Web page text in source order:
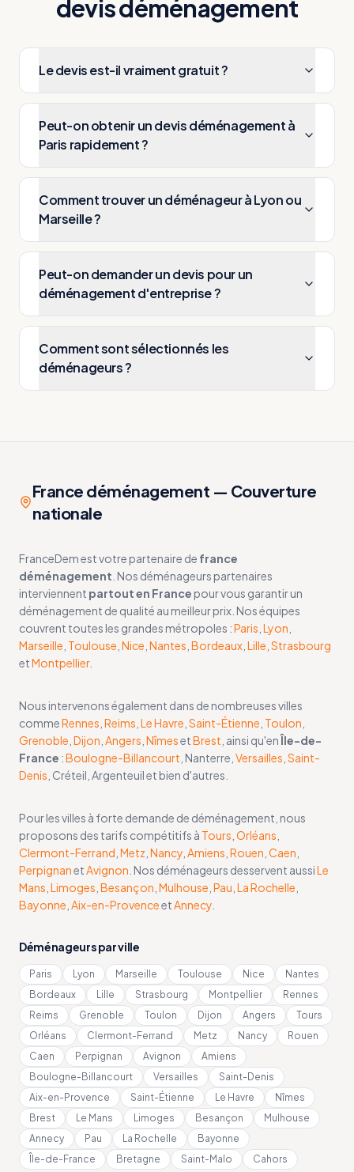
devis déménagement
Le devis est-il vraiment gratuit ?
Peut-on obtenir un devis déménagement à
Paris rapidement ?
Comment trouver un déménageur à Lyon ou
Marseille ?
Peut-on demander un devis pour un
déménagement d'entreprise ?
Comment sont sélectionnés les
déménageurs ?
France déménagement — Couverture
nationale
FranceDem est votre partenaire de france
déménagement . Nos déménageurs partenaires
interviennent partout en France pour vous garantir un
déménagement de qualité au meilleur prix. Nos équipes
couvrent toutes les grandes métropoles :Paris Lyon
Marseille Toulouse Nice Nantes Bordeaux Lille Strasbourg
etMontpellier.
Nous intervenons également dans de nombreuses villes
commeRennes Reims Le Havre Saint-Étienne Toulon
Grenoble Dijon Angers NîmesetBrest , ainsi qu'enÎle-de-
France :Boulogne-Billancourt , Nanterre, Versailles Saint-
Denis , Créteil, Argenteuil et bien d'autres.
Pour les villes à forte demande de déménagement, nous
proposons des tarifs compétitifs à Tours Orléans
Clermont-Ferrand Metz Nancy Amiens Rouen Caen
PerpignanetAvignon . Nos déménageurs desservent aussiLe
Mans Limoges Besançon Mulhouse Pau La Rochelle
Bayonne Aix-en-ProvenceetAnnecy
Déménageurs par ville
Paris Lyon Marseille Toulouse Nice
Nantes
Bordeaux
Lille Strasbourg Montpellier
Rennes
Reims
Grenoble Toulon Dijon Angers
Tours
Orléans
Clermont-Ferrand Metz Nancy
Rouen
Caen
Perpignan Avignon
Amiens
Boulogne-Billancourt
Versailles
Saint-Denis
Aix-en-Provence
Saint-Étienne Le Havre
Nîmes
Brest
Le Mans Limoges Besançon
Mulhouse
Annecy
Pau La Rochelle
Bayonne
Île-de-France
Bretagne Saint-Malo Cahors